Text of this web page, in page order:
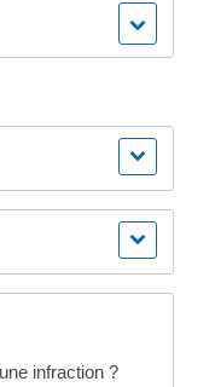
infraction ?